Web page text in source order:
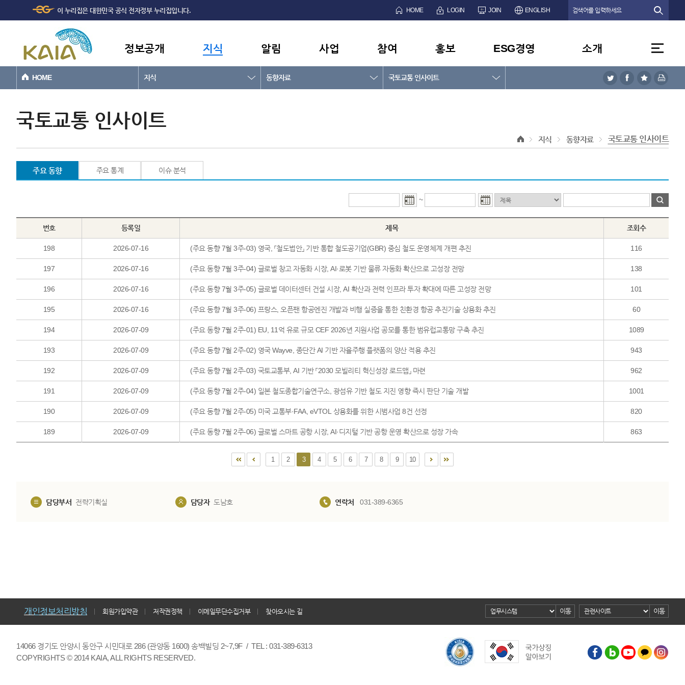
본문바로가기
이 누리집은 대한민국 공식 전자정부 누리집입니다. HOME LOGIN JOIN ENGLISH
정보공개 지식 알림 사업 참여 홍보 ESG경영 소개
HOME 지식 동향자료 국토교통 인사이트
국토교통 인사이트
지식 동향자료 국토교통 인사이트
주요 동향 주요 통계 이슈 분석
~
번호 등록일 제목 조회수
198 2026-07-16 (주요 동향 7월 3주-03) 영국, 「철도법안」 기반 통합 철도공기업(GBR) 중심 철도 운영체계 개편 추진 116
197 2026-07-16 (주요 동향 7월 3주-04) 글로벌 창고 자동화 시장, AI·로봇 기반 물류 자동화 확산으로 고성장 전망 138
196 2026-07-16 (주요 동향 7월 3주-05) 글로벌 데이터센터 건설 시장, AI 확산과 전력 인프라 투자 확대에 따른 고성장 전망 101
195 2026-07-16 (주요 동향 7월 3주-06) 프랑스, 오픈팬 항공엔진 개발과 비행 실증을 통한 친환경 항공 추진기술 상용화 추진 60
194 2026-07-09 (주요 동향 7월 2주-01) EU, 11억 유로 규모 CEF 2026년 지원사업 공모를 통한 범유럽교통망 구축 추진 1089
193 2026-07-09 (주요 동향 7월 2주-02) 영국 Wayve, 종단간 AI 기반 자율주행 플랫폼의 양산 적용 추진 943
192 2026-07-09 (주요 동향 7월 2주-03) 국토교통부, AI 기반 「2030 모빌리티 혁신성장 로드맵」 마련 962
191 2026-07-09 (주요 동향 7월 2주-04) 일본 철도종합기술연구소, 광섬유 기반 철도 지진 영향 즉시 판단 기술 개발 1001
190 2026-07-09 (주요 동향 7월 2주-05) 미국 교통부·FAA, eVTOL 상용화를 위한 시범사업 8건 선정 820
189 2026-07-09 (주요 동향 7월 2주-06) 글로벌 스마트 공항 시장, AI·디지털 기반 공항 운영 확산으로 성장 가속 863
1 2 3 4 5 6 7 8 9 10
담당부서 전략기획실 담당자 도남호 연락처 031-389-6365
개인정보처리방침 회원가입약관 저작권정책 이메일무단수집거부 찾아오시는 길 이동 이동
14066 경기도 안양시 동안구 시민대로 286 (관양동 1600) 송백빌딩 2~7,9F / TEL : 031-389-6313
COPYRIGHTS © 2014 KAIA, ALL RIGHTS RESERVED.